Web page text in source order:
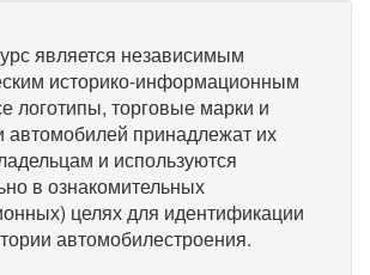
является независимым
историко-информационным
логотипы, торговые марки и
принадлежат их
и используются
в ознакомительных
целях для идентификации
автомобилестроения.